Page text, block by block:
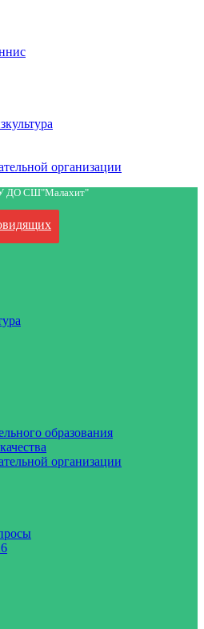
организации
ДО СШ"Малахит"
образования
организации